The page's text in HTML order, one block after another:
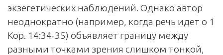
экзегетических наблюдений. Однако автор
неоднократно (например, когда речь идет о 1
Кор. 14:34-35) объявляет границу между
разными точками зрения слишком тонкой,